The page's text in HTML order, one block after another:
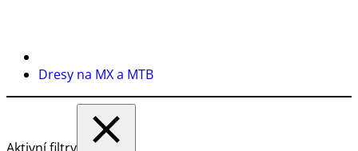
Dresy na MX a MTB